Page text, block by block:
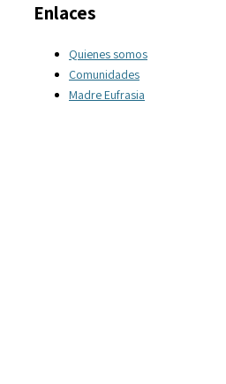
Enlaces
Quienes somos
Comunidades
Madre Eufrasia